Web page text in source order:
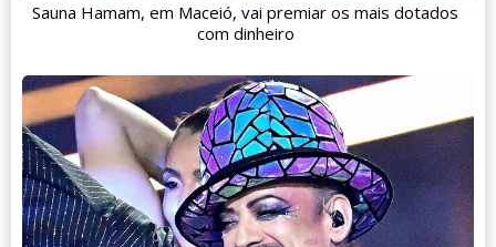
Sauna Hamam, em Maceió, vai premiar os mais dotados
com dinheiro